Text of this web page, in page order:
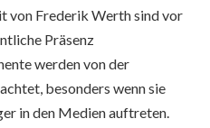
von Frederik Werth sind vor
Präsenz
werden von der
besonders wenn sie
in den Medien auftreten.